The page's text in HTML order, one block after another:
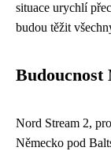
situace urychlí
budou těžit
Budoucnost
Nord Stream 2,
Německo pod